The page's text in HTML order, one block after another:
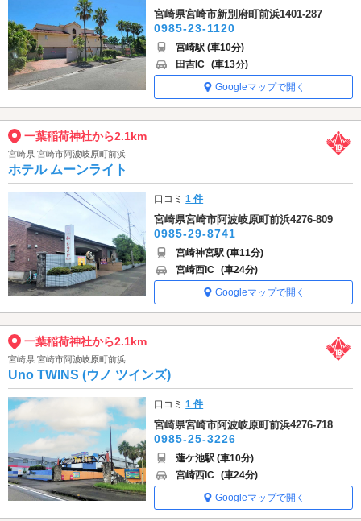
宮崎県宮崎市新別府町前浜1401-287
0985-23-1120
宮崎駅 (車10分)
田吉IC (車13分)
Googleマップで開く
一葉稲荷神社から2.1km
宮崎県 宮崎市阿波岐原町前浜
ホテル ムーンライト
口コミ1 件
宮崎県宮崎市阿波岐原町前浜4276-809
0985-29-8741
宮崎神宮駅 (車11分)
宮崎西IC (車24分)
Googleマップで開く
一葉稲荷神社から2.1km
宮崎県 宮崎市阿波岐原町前浜
Uno TWINS (ウノ ツインズ)
口コミ1 件
宮崎県宮崎市阿波岐原町前浜4276-718
0985-25-3226
蓮ケ池駅 (車10分)
宮崎西IC (車24分)
Googleマップで開く